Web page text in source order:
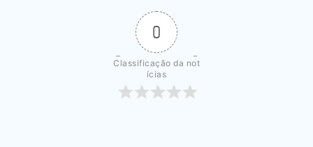
0
Classificação da not
ícias